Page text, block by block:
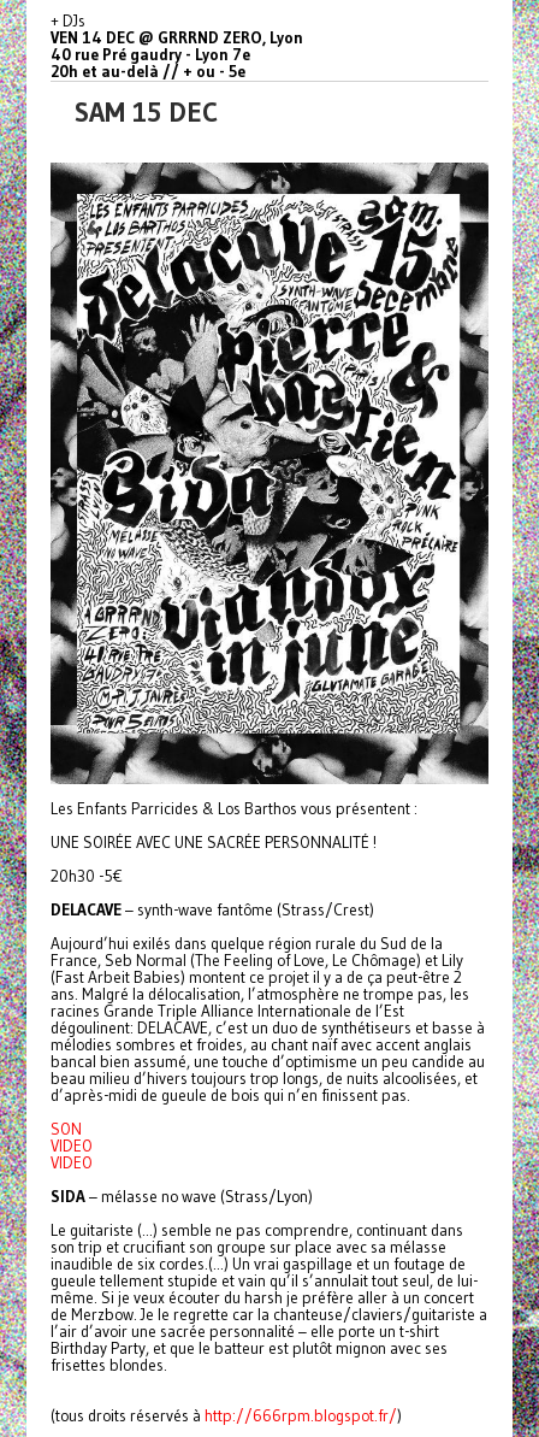
+ DJs
VEN 14 DEC @ GRRRND ZERO, Lyon
40 rue Pré gaudry - Lyon 7e
20h et au-delà // + ou - 5e
SAM 15 DEC
Les Enfants Parricides & Los Barthos vous présentent :
UNE SOIRÉE AVEC UNE SACRÉE PERSONNALITÉ !
20h30 -5€
DELACAVE– synth-wave fantôme (Strass/Crest)
Aujourd’hui exilés dans quelque région rurale du Sud de la
France, Seb Normal (The Feeling of Love, Le Chômage) et Lily
(Fast Arbeit Babies) montent ce projet il y a de ça peut-être 2
ans. Malgré la délocalisation, l’atmosphère ne trompe pas, les
racines Grande Triple Alliance Internationale de l’Est
dégoulinent: DELACAVE, c’est un duo de synthétiseurs et basse à
mélodies sombres et froides, au chant naïf avec accent anglais
bancal bien assumé, une touche d’optimisme un peu candide au
beau milieu d’hivers toujours trop longs, de nuits alcoolisées, et
d’après-midi de gueule de bois qui n’en finissent pas.
SON
VIDEO
VIDEO
SIDA– mélasse no wave (Strass/Lyon)
Le guitariste (...) semble ne pas comprendre, continuant dans
son trip et crucifiant son groupe sur place avec sa mélasse
inaudible de six cordes.(...) Un vrai gaspillage et un foutage de
gueule tellement stupide et vain qu’il s’annulait tout seul, de lui-
même. Si je veux écouter du harsh je préfère aller à un concert
de Merzbow. Je le regrette car la chanteuse/claviers/guitariste a
l’air d’avoir une sacrée personnalité – elle porte un t-shirt
Birthday Party, et que le batteur est plutôt mignon avec ses
frisettes blondes.
(tous droits réservés à http://666rpm.blogspot.fr/)